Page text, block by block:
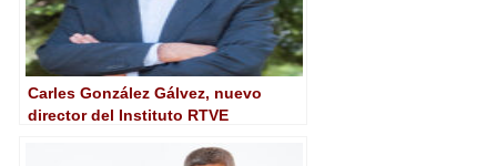
Carles González Gálvez, nuevo
director del Instituto RTVE